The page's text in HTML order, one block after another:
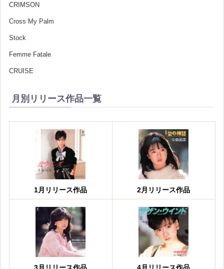
CRIMSON
Cross My Palm
Stock
Femme Fatale
CRUISE
月別リリース作品一覧
1月リリース作品 2月リリース作品